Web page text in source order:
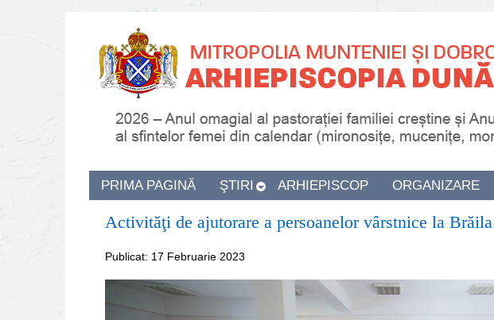
PRIMA PAGINĂ ŞTIRI ARHIEPISCOP ORGANIZARE
Activităţi de ajutorare a persoanelor vârstnice la Brăila
Publicat: 17 Februarie 2023